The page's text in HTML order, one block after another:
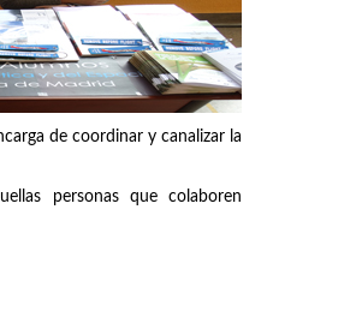
de coordinar y canalizar la
personas que colaboren